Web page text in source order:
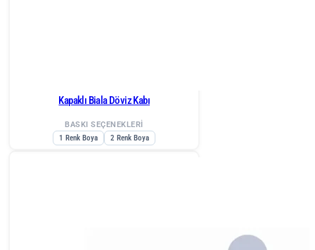
Kapaklı Biala Döviz Kabı
BASKI SEÇENEKLERİ
1 Renk Boya
2 Renk Boya